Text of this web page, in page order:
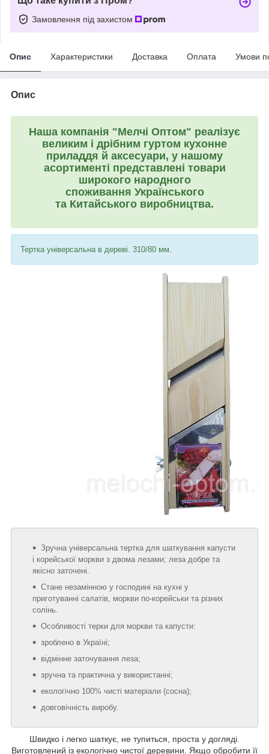
Замовлення під захистом
Опис Характеристики Доставка Оплата Умови
Опис
Наша компанія "Мелчі Оптом" реалізує
великим і дрібним гуртом кухонне
приладдя й аксесуари, у нашому
асортименті представлені товари
широкого народного
споживання Українського
та Китайського виробництва.
Тертка універсальна в дереві. 310/80 мм.
Зручна універсальна тертка для шаткування капусти
і корейської моркви з двома лезами; леза добре та
якісно заточені.
Стане незамінною у господині на кухні у
приготуванні салатів, моркви по-корейськи та різних
солінь.
Особливості терки для моркви та капусти:
зроблено в Україні;
відмінне заточування леза;
зручна та практична у використанні;
екологічно 100% чисті матеріали (сосна);
довговічність виробу.
Швидко і легко шаткує, не тупиться, проста у догляді.
Виготовлений із екологічно чистої деревини. Якщо обробити її